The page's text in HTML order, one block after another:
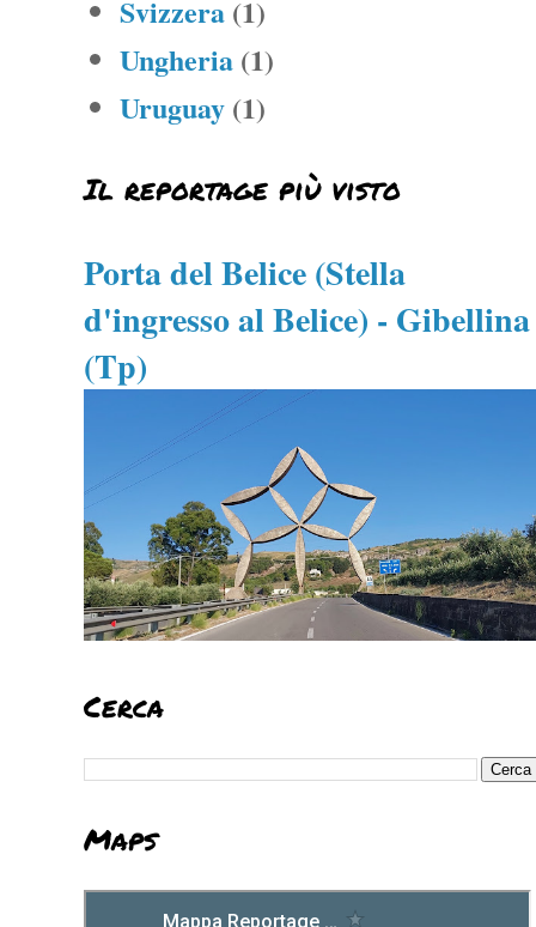
Svizzera (1)
Ungheria (1)
Uruguay (1)
Il reportage più visto
Porta del Belice (Stella
d'ingresso al Belice) - Gibellina
(Tp)
Cerca
Maps